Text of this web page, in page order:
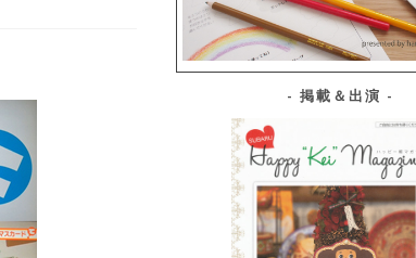
掲載＆出演